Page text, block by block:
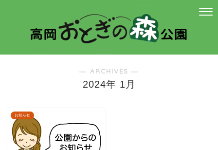
― ARCHIVES ―
2024年 1月
お知らせ